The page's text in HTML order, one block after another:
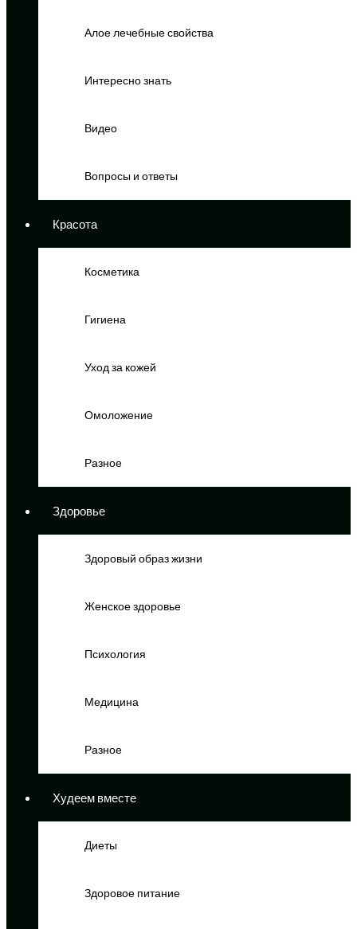
Алое лечебные свойства
Интересно знать
Видео
Вопросы и ответы
Красота
Косметика
Гигиена
Уход за кожей
Омоложение
Разное
Здоровье
Здоровый образ жизни
Женское здоровье
Психология
Медицина
Разное
Худеем вместе
Диеты
Здоровое питание